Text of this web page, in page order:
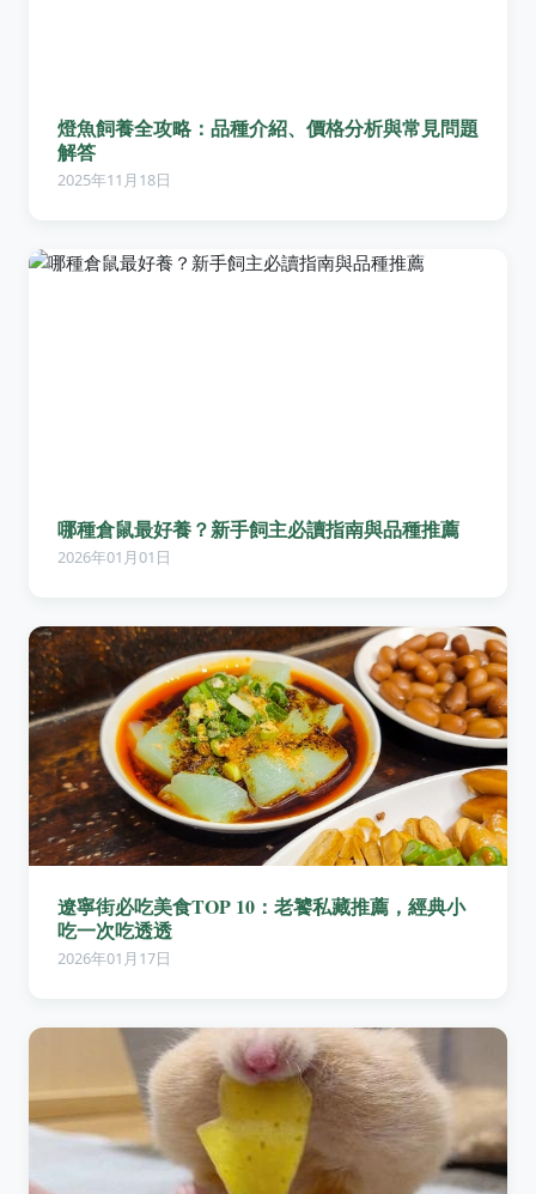
燈魚飼養全攻略：品種介紹、價格分析與常見問題
解答
2025年11月18日
哪種倉鼠最好養？新手飼主必讀指南與品種推薦
2026年01月01日
遼寧街必吃美食TOP 10：老饕私藏推薦，經典小
吃一次吃透透
2026年01月17日